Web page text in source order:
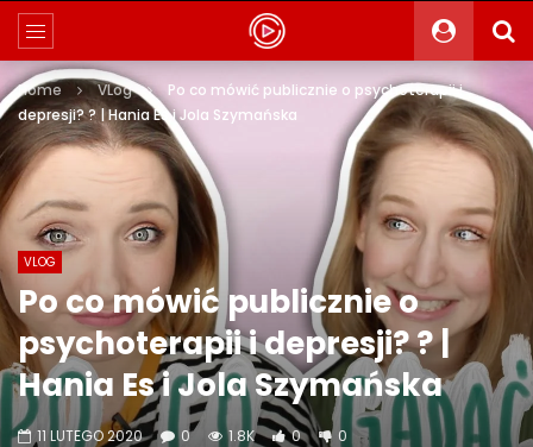
Home VLog
Po co mówić publicznie o psychoterapii i
depresji? ? | Hania Es i Jola Szymańska
VLOG
Po co mówić publicznie o
psychoterapii i depresji? ? |
Hania Es i Jola Szymańska
11 LUTEGO 2020 0 1.8K 0 0